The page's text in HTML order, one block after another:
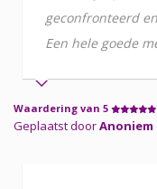
geconfronteerd
Een hele goede
Waardering van 5
Geplaatst doorAnoniem